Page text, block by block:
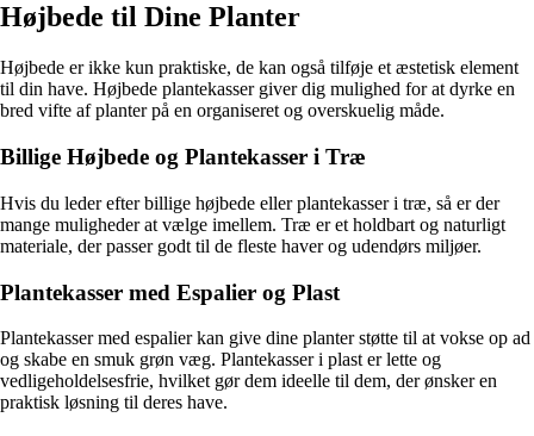
Højbede til Dine Planter
Højbede er ikke kun praktiske, de kan også tilføje et æstetisk element
til din have. Højbede plantekasser giver dig mulighed for at dyrke en
bred vifte af planter på en organiseret og overskuelig måde.
Billige Højbede og Plantekasser i Træ
Hvis du leder efter billige højbede eller plantekasser i træ, så er der
mange muligheder at vælge imellem. Træ er et holdbart og naturligt
materiale, der passer godt til de fleste haver og udendørs miljøer.
Plantekasser med Espalier og Plast
Plantekasser med espalier kan give dine planter støtte til at vokse op ad
og skabe en smuk grøn væg. Plantekasser i plast er lette og
vedligeholdelsesfrie, hvilket gør dem ideelle til dem, der ønsker en
praktisk løsning til deres have.